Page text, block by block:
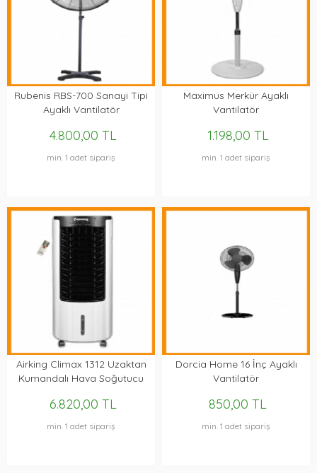
Rubenis RBS-700 Sanayi Tipi
Ayaklı Vantilatör
4.800,00 TL
min. 1 adet sipariş
Maximus Merkür Ayaklı
Vantilatör
1.198,00 TL
min. 1 adet sipariş
Airking Climax 1312 Uzaktan
Kumandalı Hava Soğutucu
6.820,00 TL
min. 1 adet sipariş
Dorcia Home 16 İnç Ayaklı
Vantilatör
850,00 TL
min. 1 adet sipariş